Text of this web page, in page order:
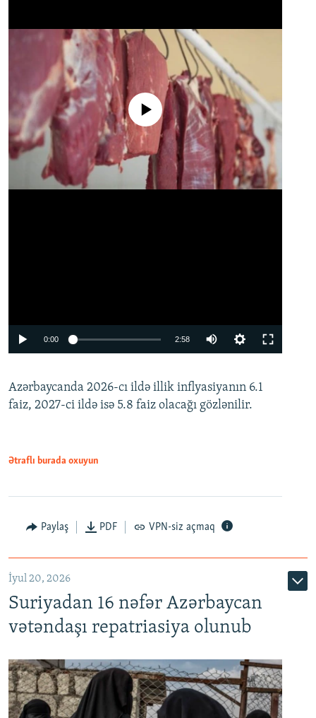
Auto
No media source currently available
0:00 2:58
360p
480p
Azərbaycanda 2026-cı ildə illik inflyasiyanın 6.1
faiz, 2027-ci ildə isə 5.8 faiz olacağı gözlənilir.
Ətraflı burada oxuyun
Paylaş PDF VPN-siz açmaq
İyul 20, 2026
Suriyadan 16 nəfər Azərbaycan
vətəndaşı repatriasiya olunub